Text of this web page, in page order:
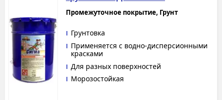
Промежуточное покрытие, Грунт
Грунтовка
Применяется с водно-дисперсионными
красками
Для разных поверхностей
Морозостойкая